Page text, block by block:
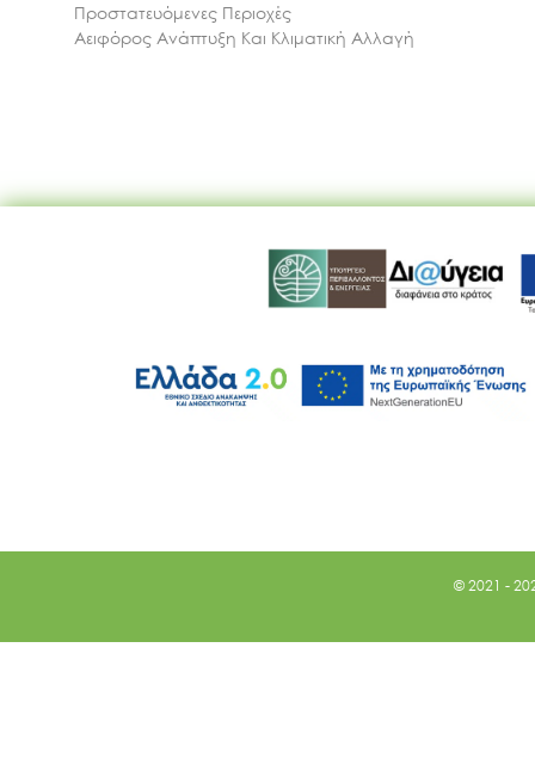
Προστατευόμενες Περιοχές
Αειφόρος Ανάπτυξη Και Κλιματική Αλλαγή
© 2021 -